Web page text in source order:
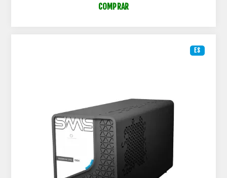
COMPRAR
ES